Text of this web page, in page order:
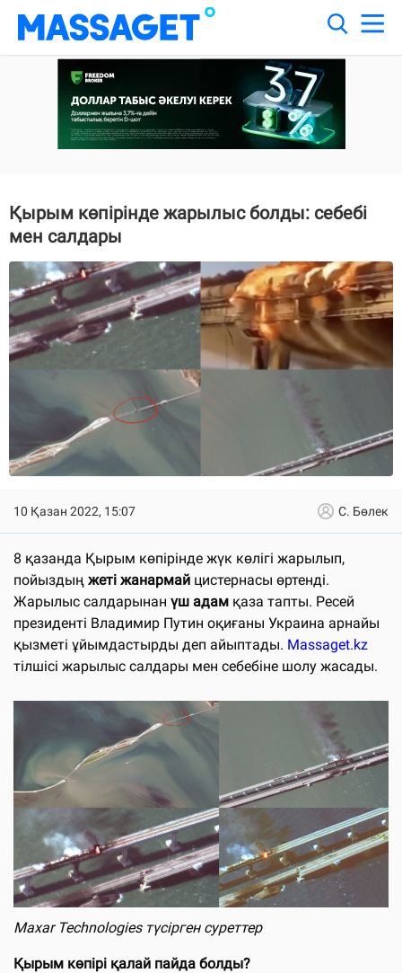
Қырым көпірінде жарылыс болды: себебі
мен салдары
10 Қазан 2022, 15:07 С. Бөлек
8 қазанда Қырым көпірінде жүк көлігі жарылып,
пойыздың жеті жанармай цистернасы өртенді.
Жарылыс салдарынан үш адам қаза тапты. Ресей
президенті Владимир Путин оқиғаны Украина арнайы
қызметі ұйымдастырды деп айыптады. Massaget.kz
тілшісі жарылыс салдары мен себебіне шолу жасады.
Maxar Technologies түсірген суреттер
Қырым көпірі қалай пайда болды?